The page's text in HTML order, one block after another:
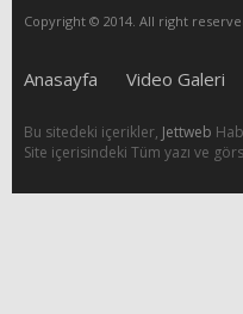
Copyright © 2014. All right
Anasayfa Video Galeri
Bu sitedeki içerikler, Jettweb
Site içerisindeki Tüm yazı ve